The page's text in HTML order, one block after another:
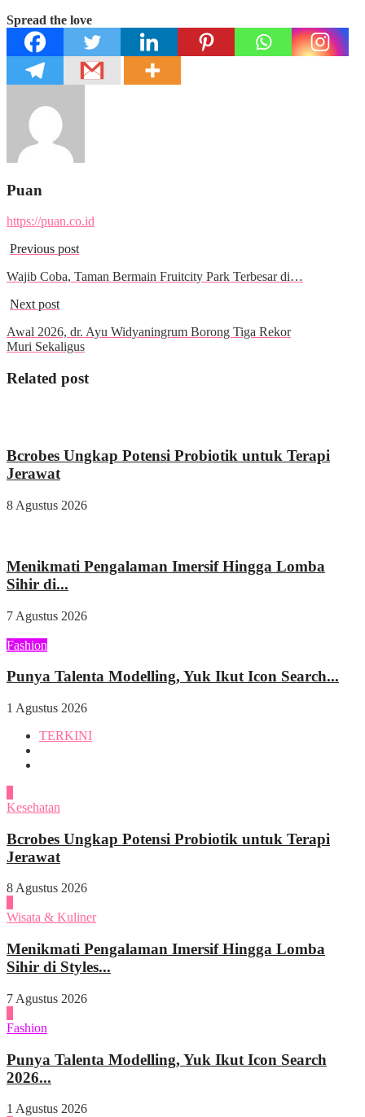
Spread the love
Puan
https://puan.co.id
Previous post
Wajib Coba, Taman Bermain Fruitcity Park Terbesar di…
Next post
Awal 2026, dr. Ayu Widyaningrum Borong Tiga Rekor
Muri Sekaligus
Related post
Bcrobes Ungkap Potensi Probiotik untuk Terapi
Jerawat
8 Agustus 2026
Menikmati Pengalaman Imersif Hingga Lomba
Sihir di...
7 Agustus 2026
Fashion
Punya Talenta Modelling, Yuk Ikut Icon Search...
1 Agustus 2026
TERKINI
Kesehatan
Bcrobes Ungkap Potensi Probiotik untuk Terapi
Jerawat
8 Agustus 2026
Wisata & Kuliner
Menikmati Pengalaman Imersif Hingga Lomba
Sihir di Styles...
7 Agustus 2026
Fashion
Punya Talenta Modelling, Yuk Ikut Icon Search
2026...
1 Agustus 2026